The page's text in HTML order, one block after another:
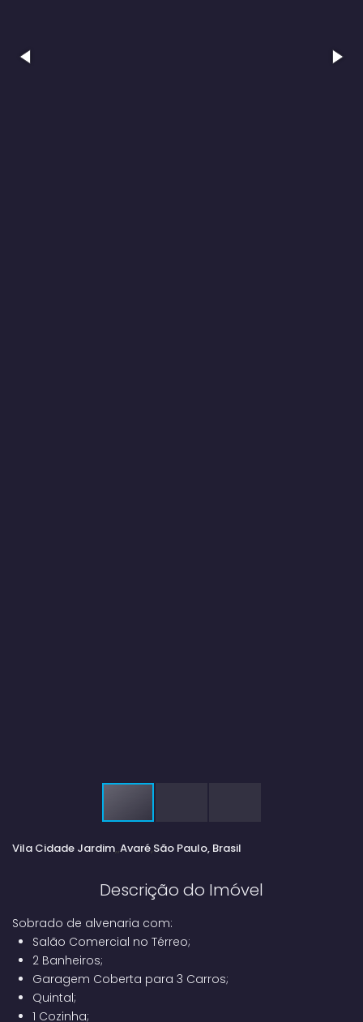
Vila Cidade Jardim Avaré São Paulo, Brasil
Descrição do Imóvel
Sobrado de alvenaria com:
Salão Comercial no Térreo;
2 Banheiros;
Garagem Coberta para 3 Carros;
Quintal;
1 Cozinha;